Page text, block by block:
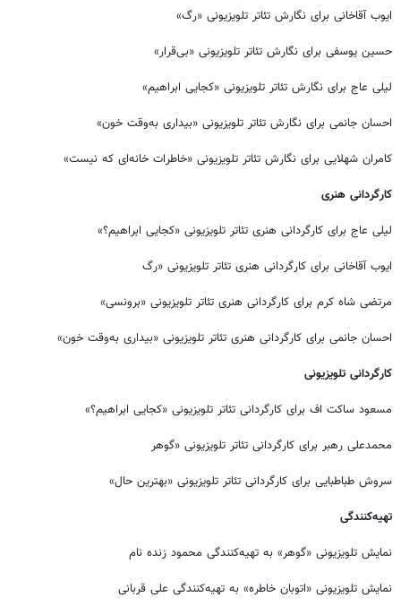
ایوب آقاخانی برای نگارش تئاتر تلویزیونی «رگ»
حسین یوسفی برای نگارش تئاتر تلویزیونی «بی‌قرار»
لیلی عاج برای نگارش تئاتر تلویزیونی «کجایی ابراهیم»
احسان جانمی برای نگارش تئاتر تلویزیونی «بیداری به‌وقت خون»
کامران شهلایی برای نگارش تئاتر تلویزیونی «خاطرات خانه‌ای که نیست»
کارگردانی هنری
لیلی عاج برای کارگردانی هنری تئاتر تلویزیونی «کجایی ابراهیم؟»
ایوب آقاخانی برای کارگردانی هنری تئاتر تلویزیونی «رگ
مرتضی شاه کرم برای کارگردانی هنری تئاتر تلویزیونی «برونسی»
احسان جانمی برای کارگردانی هنری تئاتر تلویزیونی «بیداری به‌وقت خون»
کارگردانی تلویزیونی
مسعود ساکت اف برای کارگردانی تئاتر تلویزیونی «کجایی ابراهیم؟»
محمدعلی رهبر برای کارگردانی تئاتر تلویزیونی «گوهر
سروش طباطبایی برای کارگردانی تئاتر تلویزیونی «بهترین حال»
تهیه‌کنندگی
نمایش تلویزیونی «گوهر» به تهیه‌کنندگی محمود زنده نام
نمایش تلویزیونی «اتوبان خاطره» به تهیه‌کنندگی علی قربانی